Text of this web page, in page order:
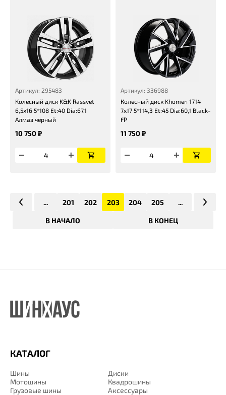
Артикул: 295483
Колесный диск K&K Rassvet
6,5x16 5*108 Et:40 Dia:67,1
Алмаз чёрный
10 750 ₽
Артикул: 336988
Колесный диск Khomen 1714
7x17 5*114,3 Et:45 Dia:60,1 Black-
FP
11 750 ₽
В НАЧАЛО
... 201 202 203 204 205 ...
В КОНЕЦ
КАТАЛОГ
Шины
Диски
Мотошины
Квадрошины
Грузовые шины
Аксессуары